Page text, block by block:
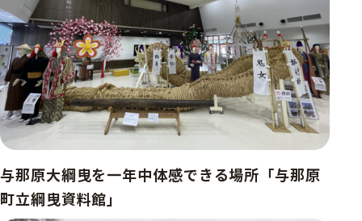
与那原大綱曳を一年中体感できる場所「与那原
町立綱曳資料館」